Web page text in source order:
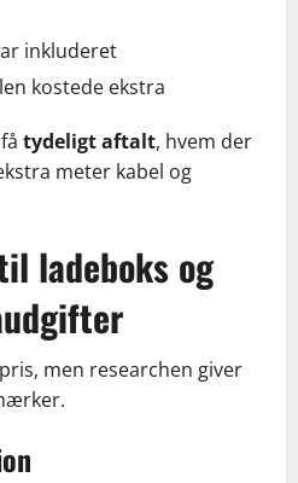
inkluderet
kostede ekstra
tydeligt aftalt, hvem der
meter kabel og
ladeboks og
men researchen giver